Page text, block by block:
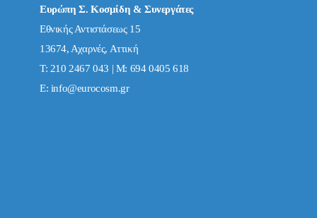
Ευρώπη Σ. Κοσμίδη & Συνεργάτες
Εθνικής Αντιστάσεως 15
13674, Αχαρνές, Αττική
Τ: 210 2467 043 | Μ: 694 0405 618
E: info@eurocosm.gr